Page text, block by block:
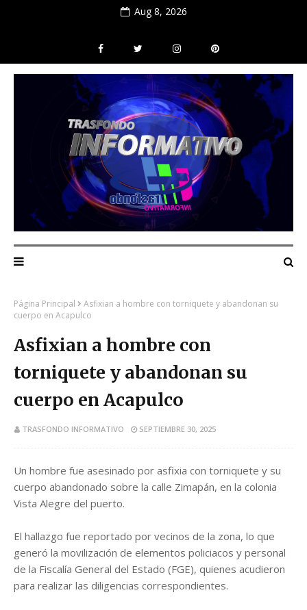
Aug 8, 2026
Página Principal
Asfixian a hombre con torniquete y abandonan su
cuerpo en Acapulco
Asfixian a hombre con
torniquete y abandonan su
cuerpo en Acapulco
TRASFONDO INFORMATIVO SEPTIEMBRE 30, 2025
Un hombre fue asesinado por asfixia con torniquete y su
cuerpo abandonado sobre la calle Zimapán, en la colonia
Vista Alegre del puerto.
El hallazgo fue reportado por vecinos de la zona, lo que
generó la movilización de elementos policiacos y personal
de la Fiscalía General del Estado (FGE), quienes acudieron
para realizar las diligencias correspondientes.